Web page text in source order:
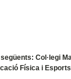
Col·legi
Física i